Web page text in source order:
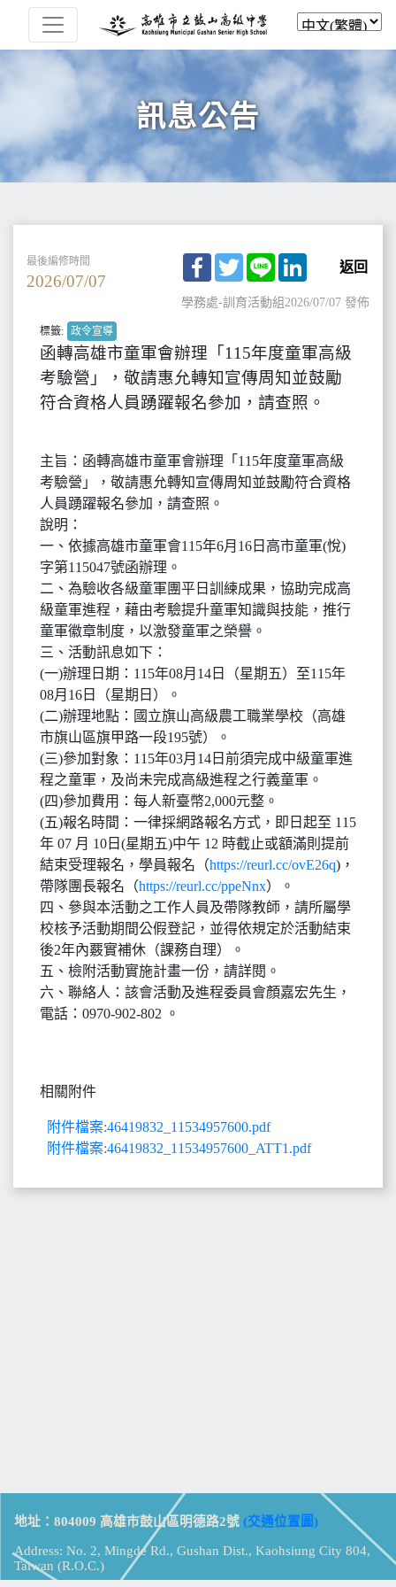
訊息公告
最後編修時間
2026/07/07
Facebook
TwitterLine LinkedIn
返回
學務處-訓育活動組2026/07/07 發佈
標籤: 政令宣導
函轉高雄市童軍會辦理「115年度童軍高級
考驗營」，敬請惠允轉知宣傳周知並鼓勵
符合資格人員踴躍報名參加，請查照。
主旨：函轉高雄市童軍會辦理「115年度童軍高級
考驗營」，敬請惠允轉知宣傳周知並鼓勵符合資格
人員踴躍報名參加，請查照。
說明：
一、依據高雄市童軍會115年6月16日高市童軍(悅)
字第115047號函辦理。
二、為驗收各級童軍團平日訓練成果，協助完成高
級童軍進程，藉由考驗提升童軍知識與技能，推行
童軍徽章制度，以激發童軍之榮譽。
三、活動訊息如下：
(一)辦理日期：115年08月14日（星期五）至115年
08月16日（星期日）。
(二)辦理地點：國立旗山高級農工職業學校（高雄
市旗山區旗甲路一段195號）。
(三)參加對象：115年03月14日前須完成中級童軍進
程之童軍，及尚未完成高級進程之行義童軍。
(四)參加費用：每人新臺幣2,000元整。
(五)報名時間：一律採網路報名方式，即日起至 115
年 07 月 10日(星期五)中午 12 時截止或額滿則提前
結束受理報名，學員報名（https://reurl.cc/ovE26q)，
帶隊團長報名（https://reurl.cc/ppeNnx）。
四、參與本活動之工作人員及帶隊教師，請所屬學
校核予活動期間公假登記，並得依規定於活動結束
後2年內覈實補休（課務自理）。
五、檢附活動實施計畫一份，請詳閱。
六、聯絡人：該會活動及進程委員會顏嘉宏先生，
電話：0970-902-802 。
相關附件
附件檔案:46419832_11534957600.pdf
附件檔案:46419832_11534957600_ATT1.pdf
地址：804009 高雄市鼓山區明德路2號 (交通位置圖)
Address: No. 2, Mingde Rd., Gushan Dist., Kaohsiung City 804,
Taiwan (R.O.C.)